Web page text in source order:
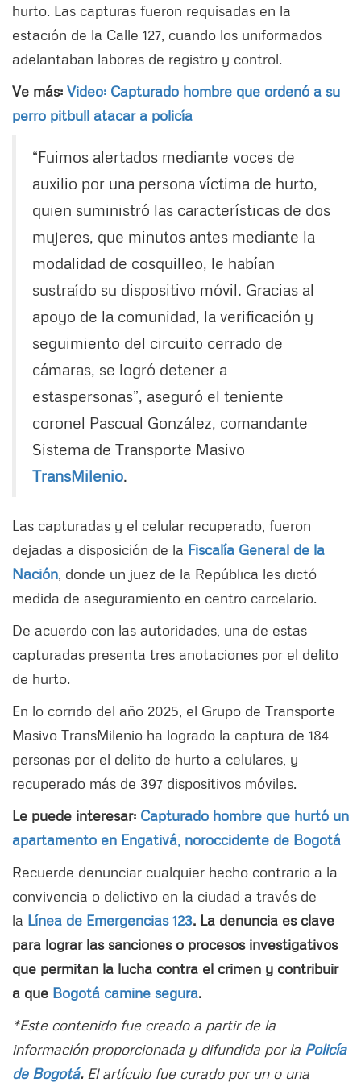
hurto. Las capturas fueron requisadas en la
estación de la Calle 127, cuando los uniformados
adelantaban labores de registro y control.
Ve más: Video: Capturado hombre que ordenó a su
perro pitbull atacar a policía
“Fuimos alertados mediante voces de
auxilio por una persona víctima de hurto,
quien suministró las características de dos
mujeres, que minutos antes mediante la
modalidad de cosquilleo, le habían
sustraído su dispositivo móvil. Gracias al
apoyo de la comunidad, la verificación y
seguimiento del circuito cerrado de
cámaras, se logró detener a
estaspersonas”, aseguró el teniente
coronel Pascual González, comandante
Sistema de Transporte Masivo
TransMilenio.
Las capturadas y el celular recuperado, fueron
dejadas a disposición de la Fiscalía General de la
Nación , donde un juez de la República les dictó
medida de aseguramiento en centro carcelario.
De acuerdo con las autoridades, una de estas
capturadas presenta tres anotaciones por el delito
de hurto.
En lo corrido del año 2025, el Grupo de Transporte
Masivo TransMilenio ha logrado la captura de 184
personas por el delito de hurto a celulares, y
recuperado más de 397 dispositivos móviles.
Le puede interesar: Capturado hombre que hurtó un
apartamento en Engativá, noroccidente de Bogotá
Recuerde denunciar cualquier hecho contrario a la
convivencia o delictivo en la ciudad a través de
la Línea de Emergencias 123. La denuncia es clave
para lograr las sanciones o procesos investigativos
que permitan la lucha contra el crimen y contribuir
a que Bogotá camine segura.
*Este contenido fue creado a partir de la
información proporcionada y difundida por la Policía
de Bogotá.El artículo fue curado por un o una